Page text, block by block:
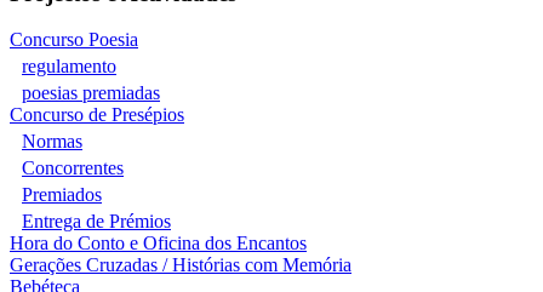
Concurso Poesia
regulamento
poesias premiadas
Concurso de Presépios
Normas
Concorrentes
Premiados
Entrega de Prémios
Hora do Conto e Oficina dos Encantos
Gerações Cruzadas / Histórias com Memória
Bebéteca